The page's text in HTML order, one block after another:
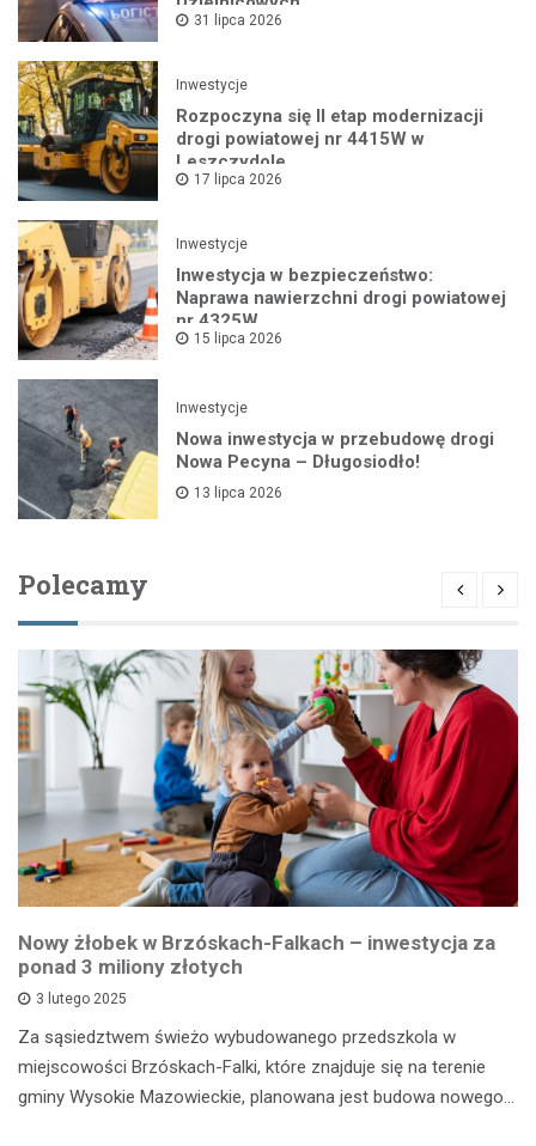
31 lipca 2026
Inwestycje
Rozpoczyna się II etap modernizacji
drogi powiatowej nr 4415W w
Leszczydole
17 lipca 2026
Inwestycje
Inwestycja w bezpieczeństwo:
Naprawa nawierzchni drogi powiatowej
nr 4325W
15 lipca 2026
Inwestycje
Nowa inwestycja w przebudowę drogi
Nowa Pecyna – Długosiodło!
13 lipca 2026
Polecamy
Nowy żłobek w Brzóskach-Falkach – inwestycja za
ponad 3 miliony złotych
3 lutego 2025
Za sąsiedztwem świeżo wybudowanego przedszkola w
miejscowości Brzóskach-Falki, które znajduje się na terenie
gminy Wysokie Mazowieckie, planowana jest budowa nowego…